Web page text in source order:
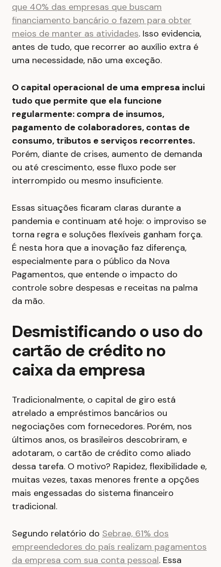
que 40% das empresas que buscam
financiamento bancário o fazem para obter
meios de manter as atividades. Isso evidencia,
antes de tudo, que recorrer ao auxílio extra é
uma necessidade, não uma exceção.
O capital operacional de uma empresa inclui
tudo que permite que ela funcione
regularmente: compra de insumos,
pagamento de colaboradores, contas de
consumo, tributos e serviços recorrentes.
Porém, diante de crises, aumento de demanda
ou até crescimento, esse fluxo pode ser
interrompido ou mesmo insuficiente.
Essas situações ficaram claras durante a
pandemia e continuam até hoje: o improviso se
torna regra e soluções flexíveis ganham força.
É nesta hora que a inovação faz diferença,
especialmente para o público da Nova
Pagamentos, que entende o impacto do
controle sobre despesas e receitas na palma
da mão.
Desmistificando o uso do
cartão de crédito no
caixa da empresa
Tradicionalmente, o capital de giro está
atrelado a empréstimos bancários ou
negociações com fornecedores. Porém, nos
últimos anos, os brasileiros descobriram, e
adotaram, o cartão de crédito como aliado
dessa tarefa. O motivo? Rapidez, flexibilidade e,
muitas vezes, taxas menores frente a opções
mais engessadas do sistema financeiro
tradicional.
Segundo relatório do Sebrae, 61% dos
empreendedores do país realizam pagamentos
da empresa com sua conta pessoal. Essa